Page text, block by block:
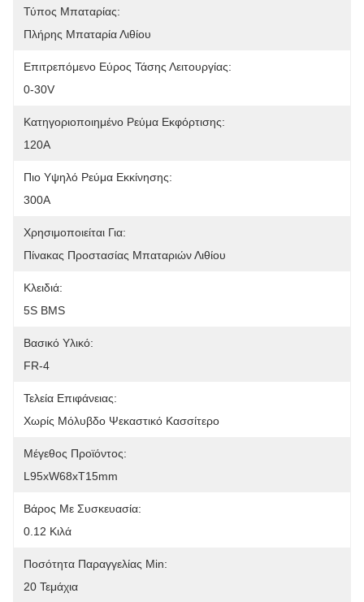
Τύπος Μπαταρίας:
Πλήρης Μπαταρία Λιθίου
Επιτρεπόμενο Εύρος Τάσης Λειτουργίας:
0-30V
Κατηγοριοποιημένο Ρεύμα Εκφόρτισης:
120Α
Πιο Υψηλό Ρεύμα Εκκίνησης:
300A
Χρησιμοποιείται Για:
Πίνακας Προστασίας Μπαταριών Λιθίου
Κλειδιά:
5S BMS
Βασικό Υλικό:
FR-4
Τελεία Επιφάνειας:
Χωρίς Μόλυβδο Ψεκαστικό Κασσίτερο
Μέγεθος Προϊόντος:
L95xW68xT15mm
Βάρος Με Συσκευασία:
0.12 Κιλά
Ποσότητα Παραγγελίας Min:
20 Τεμάχια